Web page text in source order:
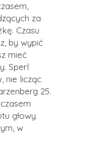
za
Czasu
by wypić
mieć
Sperl
nie licząc
25.
głowy.
w